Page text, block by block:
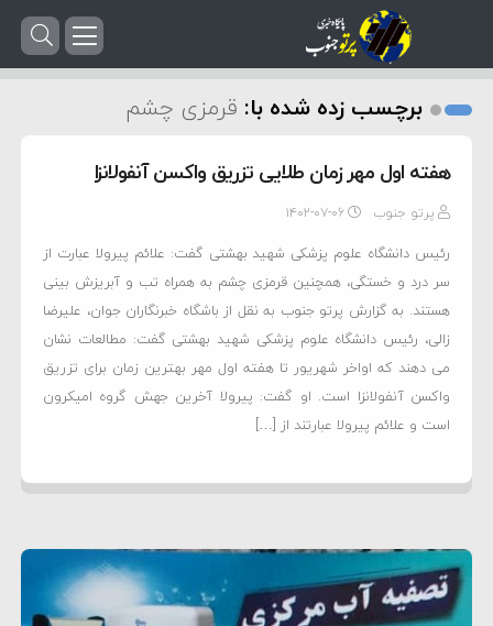
برچسب زده شده با: قرمزی چشم
هفته اول مهر زمان طلایی تزریق واکسن آنفولانزا
پرتو جنوب ۱۴۰۲-۰۷-۰۶
رئیس دانشگاه علوم پزشکی شهید بهشتی گفت: علائم پیرولا عبارت از
سر درد و خستگی، همچنین قرمزی چشم به همراه تب و آبریزش بینی
هستند. به گزارش پرتو جنوب به نقل از باشگاه خبرنگاران جوان، علیرضا
زالی، رئیس دانشگاه علوم پزشکی شهید بهشتی گفت: مطالعات نشان
می دهند که اواخر شهریور تا هفته اول مهر بهترین زمان برای تزریق
واکسن آنفولانزا است. او گفت: پیرولا آخرین جهش گروه امیکرون
است و علائم پیرولا عبارتند از […]